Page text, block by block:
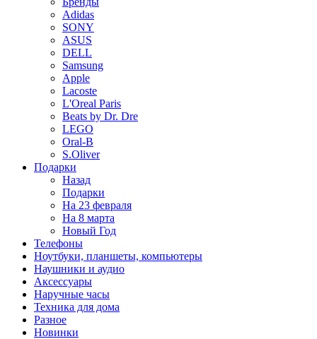
Adidas
SONY
ASUS
DELL
Samsung
Apple
Lacoste
L'Oreal Paris
Beats by Dr. Dre
LEGO
Oral-B
S.Oliver
Подарки
Назад
Подарки
На 23 февраля
На 8 марта
Новый Год
Телефоны
Ноутбуки, планшеты, компьютеры
Наушники и аудио
Аксессуары
Наручные часы
Техника для дома
Разное
Новинки